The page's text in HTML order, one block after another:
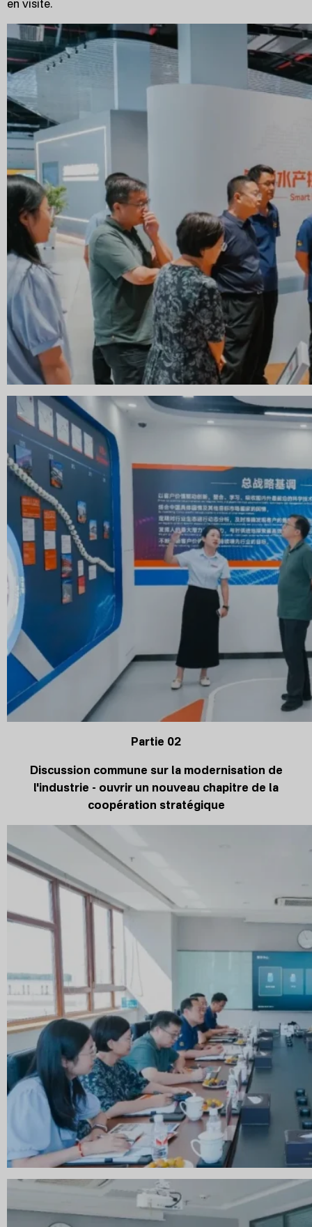
en visite.
Partie 02
Discussion commune sur la modernisation de
l'industrie - ouvrir un nouveau chapitre de la
coopération stratégique